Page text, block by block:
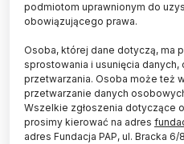
Malborski zamek widziany od
fotograficzne Muzeum
Do połowy października
odwiedziło już 490 000
od wielu lat. Dla
pracownicy muzeum
niespodzianki.
podmiotom uprawnionym do
obowiązującego prawa.
Osoba, której dane dotyczą, ma
sprostowania i usunięcia danych,
przetwarzania. Osoba może też
przetwarzanie danych
Wszelkie zgłoszenia dotyczące
prosimy kierować na adres
adres Fundacja PAP, ul. Bracka